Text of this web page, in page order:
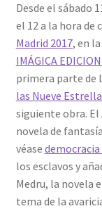
Desde el sábado
el 12 a la hora de
Madrid 2017, en
IMÁGICA
primera parte de
las Nueve
siguiente obra. El
novela de
véase
los esclavos y
Medru, la novela
tema de la